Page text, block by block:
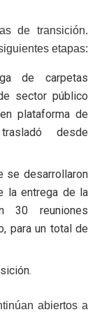
de transición.
etapas:
de carpetas
sector público
plataforma de
desde
se desarrollaron
la entrega de la
30 reuniones
para un total de
abiertos a